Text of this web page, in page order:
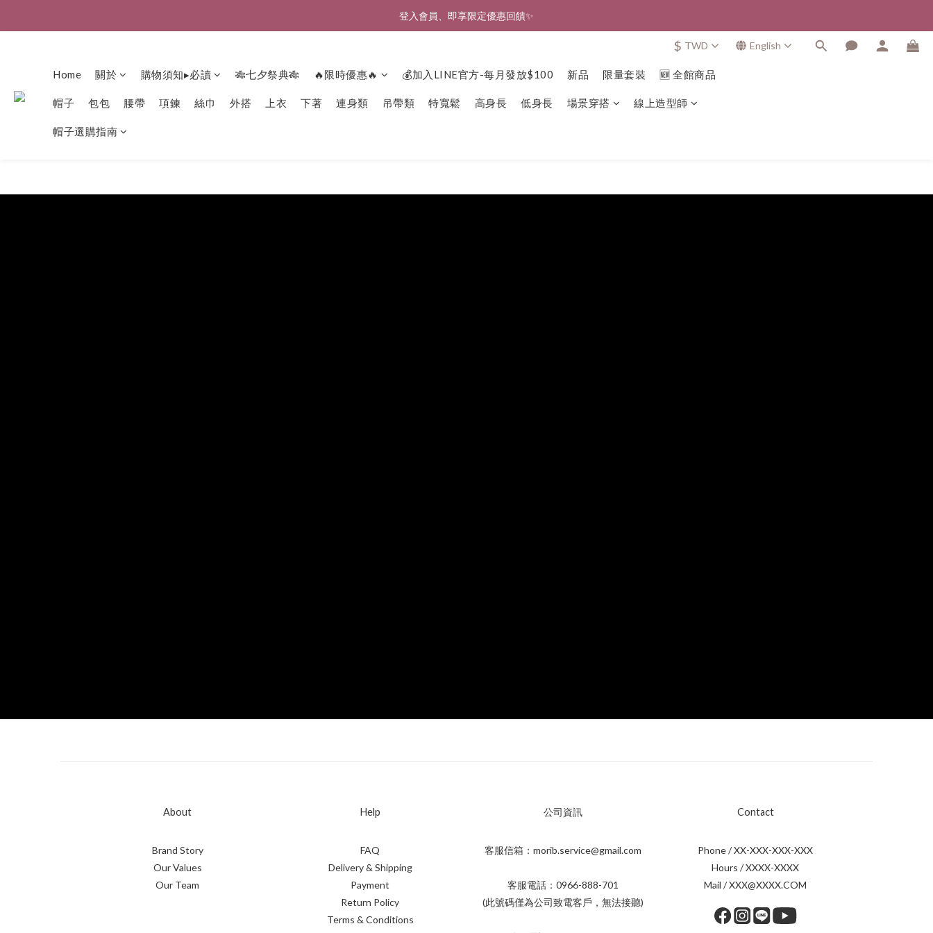
🎉新北淡水實體門市🤗歡迎蒞臨試穿🎉
登入會員、即享限定優惠回饋✨
$ TWD English
Home 關於 購物須知▸必讀 🎋七夕祭典🎋 🔥限時優惠🔥 💰加入LINE官方-每月發放$100 新品 限量套裝 🆕 全館商品
帽子 包包 腰帶 項鍊 絲巾 外搭 上衣 下著 連身類 吊帶類 特寬鬆 高身長 低身長 場景穿搭 線上造型師
帽子選購指南
About
Brand Story
Our Values
Our Team
Help
FAQ
Delivery & Shipping
Payment
Return Policy
Terms & Conditions
公司資訊
客服信箱：morib.service@gmail.com
客服電話：0966-888-701
(此號碼僅為公司致電客戶，無法接聽)
Contact
Phone / XX-XXX-XXX-XXX
Hours / XXXX-XXXX
Mail / XXX@XXXX.COM